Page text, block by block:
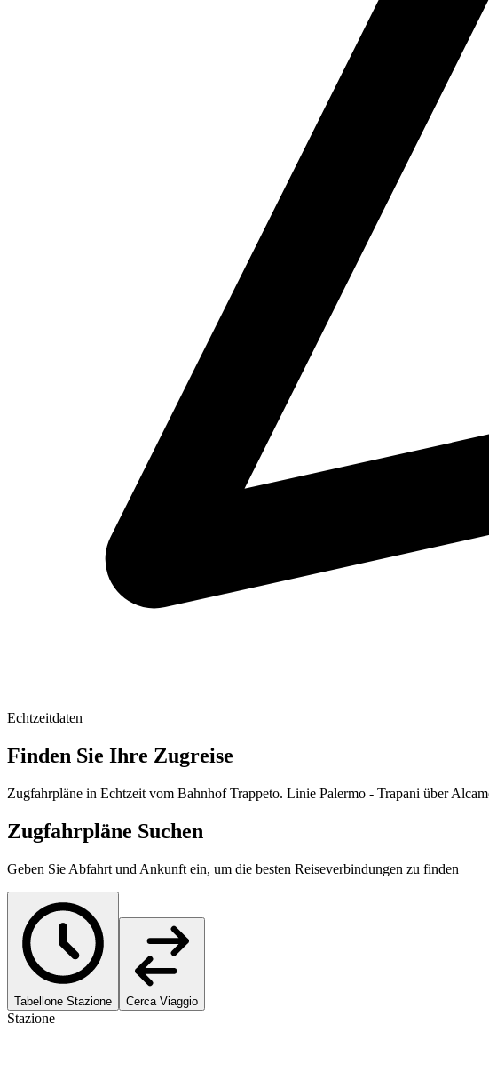
Echtzeitdaten
Finden Sie Ihre Zugreise
Zugfahrpläne in Echtzeit vom Bahnhof Trappeto. Linie Palermo - Trapani über
Zugfahrpläne Suchen
Geben Sie Abfahrt und Ankunft ein, um die besten Reiseverbindungen zu finden
Tabellone Stazione Cerca Viaggio
Stazione